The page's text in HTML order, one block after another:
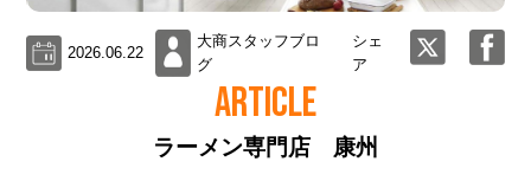
2026.06.22
大商スタッフブロ
グ
シェ
ア
ARTICLE
ラーメン専門店 康州